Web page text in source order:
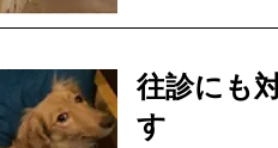
往診にも
す